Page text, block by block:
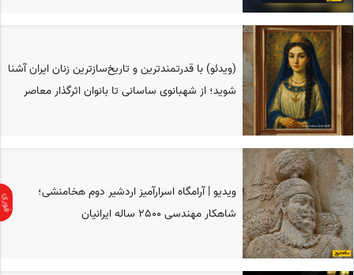
(ویدئو) با قدرتمندترین و تاریخ‌سازترین زنان ایران آشنا
شوید؛ از شهبانوی ساسانی تا بانوان اثرگذار معاصر
ویدیو | آرامگاه اسرارآمیز اردشیر دوم هخامنشی؛
شاهکار مهندسی 2500 ساله ایرانیان